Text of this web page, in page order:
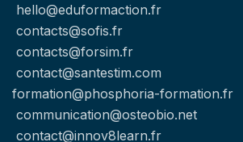
hello@eduformaction.fr
contacts@sofis.fr
contacts@forsim.fr
contact@santestim.com
formation@phosphoria-formation.fr
communication@osteobio.net
contact@innov8learn.fr